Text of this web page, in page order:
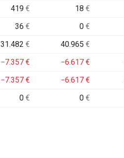
419€ 18€
36€ 0€
31.482€ 40.965€
−7.357€ −6.617€
−7.357€ −6.617€
0€ 0€